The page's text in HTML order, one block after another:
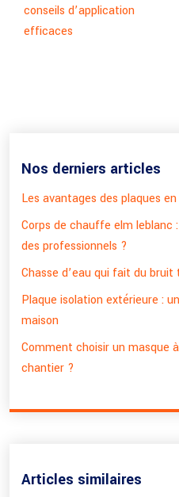
conseils d’application
efficaces
Nos derniers articles
Les avantages des plaques
Corps de chauffe elm leblanc
des professionnels ?
Chasse d’eau qui fait du
Plaque isolation extérieure :
maison
Comment choisir un masque
chantier ?
Articles similaires